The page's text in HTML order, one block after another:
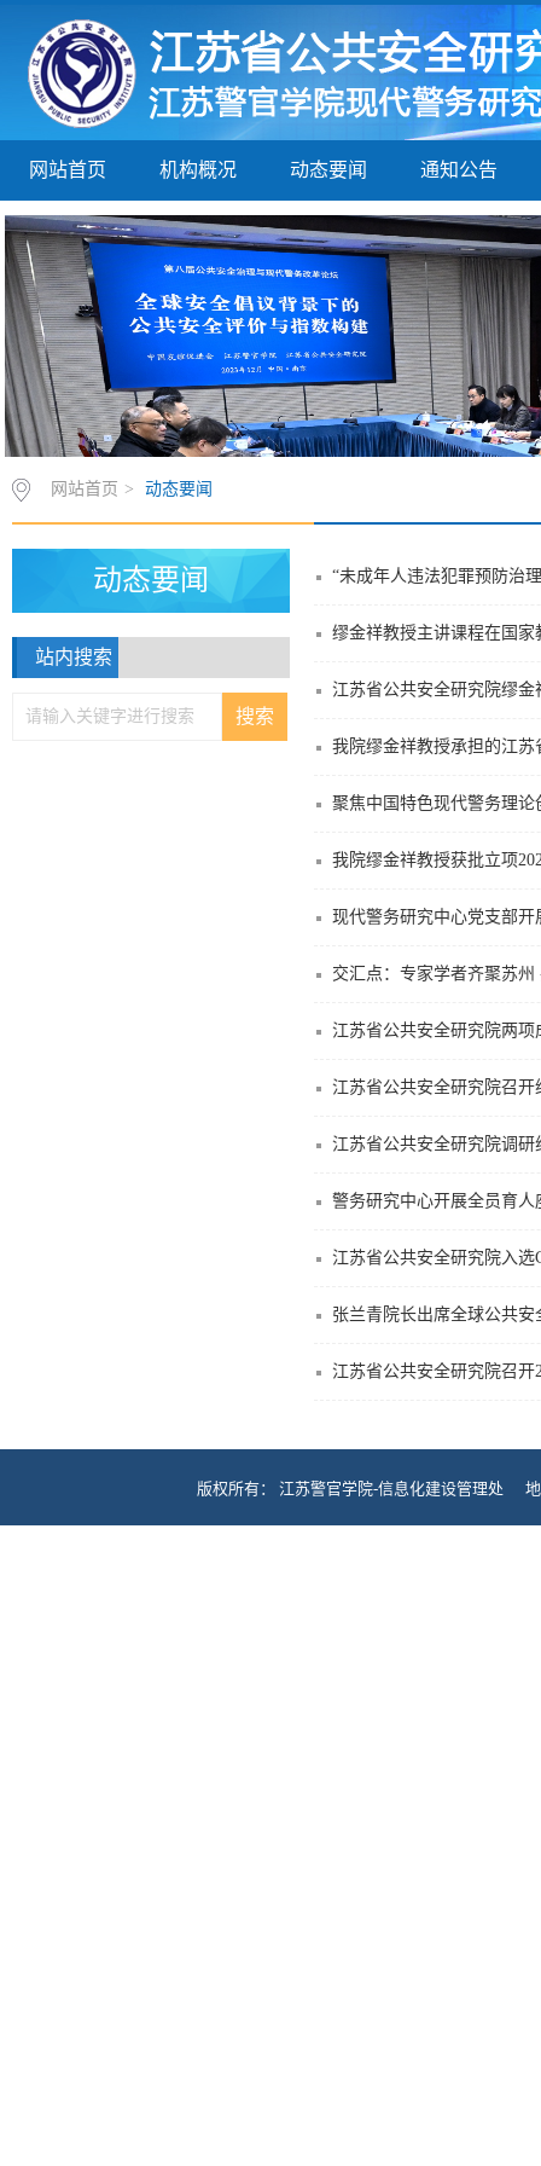
网站首页 机构概况 动态要闻 通知公告
网站首页 > 动态要闻
动态要闻
站内搜索
“未成年人违法犯罪预防治
缪金祥教授主讲课程在国
江苏省公共安全研究院缪
我院缪金祥教授承担的江苏
聚焦中国特色现代警务理
我院缪金祥教授获批立项
现代警务研究中心党支部
交汇点：专家学者齐聚苏
江苏省公共安全研究院两
江苏省公共安全研究院召
江苏省公共安全研究院调
警务研究中心开展全员育人
江苏省公共安全研究院入
张兰青院长出席全球公共
江苏省公共安全研究院召开
版权所有： 江苏警官学院-信息化建设管理处